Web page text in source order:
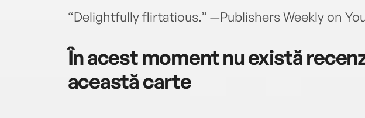
“Delightfully flirtatious.” —Publishers Weekly on
În acest moment nu există
această carte